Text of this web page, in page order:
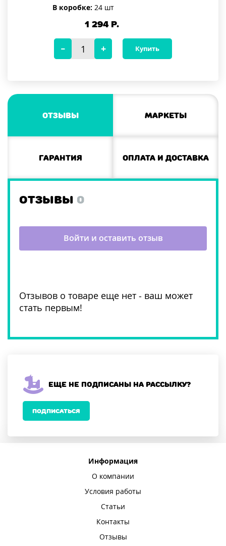
В коробке: 24 шт
1 294Р.
Купить
Отзывы Маркеты
Гарантия Оплата и доставка
ОТЗЫВЫ 0
Отзывов о товаре еще нет - ваш может
стать первым!
Войти и оставить отзыв
Еще не подписаны на рассылку?
ПОДПИСАТЬСЯ
Информация
О компании
Условия работы
Статьи
Контакты
Отзывы